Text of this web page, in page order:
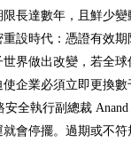
限長達數年，且鮮少
設時代：憑證有效
界做出改變，若全
企業必須立即更換數
安全執行副總裁
會停擺。過期或不